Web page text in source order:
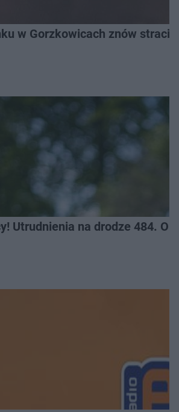
w Gorzkowicach znów
Utrudnienia na drodze 484.